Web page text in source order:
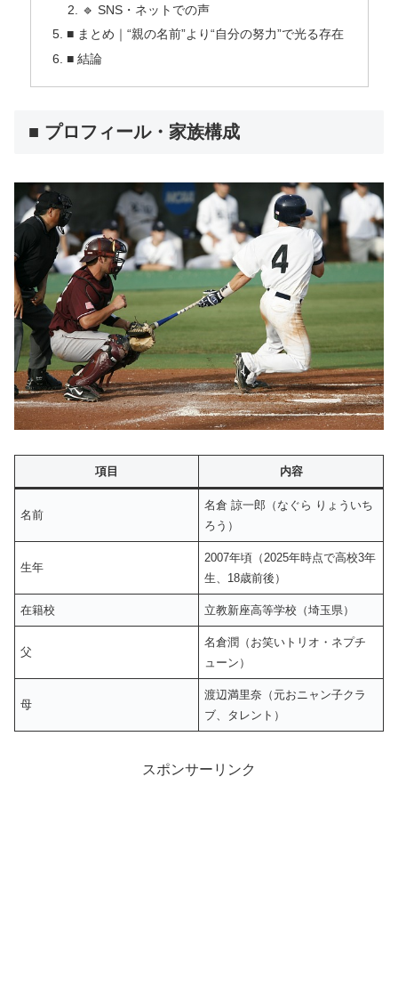
🔹 SNS・ネットでの声
■ まとめ｜“親の名前”より“自分の努力”で光る存在
■ 結論
■ プロフィール・家族構成
項目 内容
名前
名倉 諒一郎（なぐら りょういち
ろう）
生年
2007年頃（2025年時点で高校3年
生、18歳前後）
在籍校 立教新座高等学校（埼玉県）
父
名倉潤（お笑いトリオ・ネプチ
ューン）
母
渡辺満里奈（元おニャン子クラ
ブ、タレント）
スポンサーリンク